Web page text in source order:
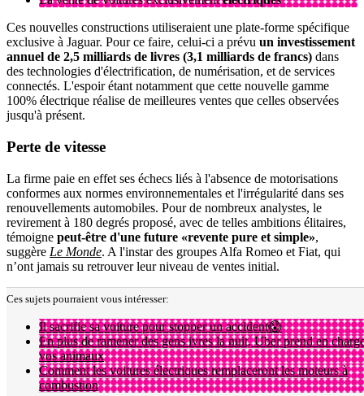
Ces nouvelles constructions utiliseraient une plate-forme spécifique
exclusive à Jaguar. Pour ce faire, celui-ci a prévu un investissement
annuel de 2,5 milliards de livres (3,1 milliards de francs) dans
des technologies d'électrification, de numérisation, et de services
connectés. L'espoir étant notamment que cette nouvelle gamme
100% électrique réalise de meilleures ventes que celles observées
jusqu'à présent.
Perte de vitesse
La firme paie en effet ses échecs liés à l'absence de motorisations
conformes aux normes environnementales et l'irrégularité dans ses
renouvellements automobiles. Pour de nombreux analystes, le
revirement à 180 degrés proposé, avec de telles ambitions élitaires,
témoigne peut-être d'une future «revente pure et simple»,
suggère Le Monde. A l'instar des groupes Alfa Romeo et Fiat, qui
n’ont jamais su retrouver leur niveau de ventes initial.
Ces sujets pourraient vous intéresser:
Il sacrifie sa voiture pour stopper un accident😱
En plus de ramener des gens ivres la nuit, Uber prend en
vos animaux
Comment les voitures électriques remplaceront les moteurs à
combustion